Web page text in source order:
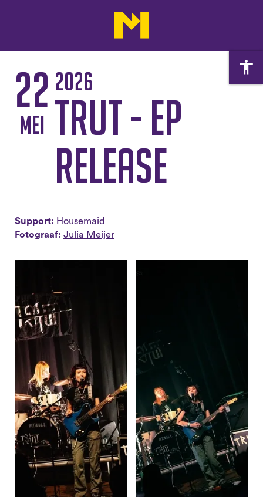
22
mei
2026
TRUT - EP
Release
Support: Housemaid
Fotograaf: Julia Meijer